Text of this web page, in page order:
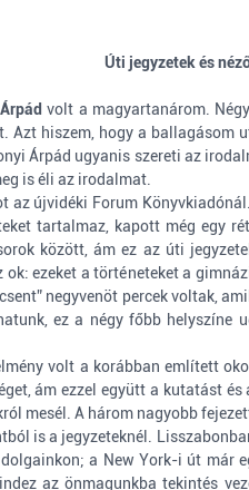
Úti jegyzetek és
Árpádvolt a magyartanárom.
hiszem, hogy a ballagásom
Árpád ugyanis szereti az
is éli az irodalmat.
újvidéki Forum
tartalmaz, kapott még egy
között, ám ez az úti
ezeket a történeteket a
negyvenöt percek voltak,
ez a négy főbb
volt a korábban említett
ám ezzel együtt a kutatást
mesél. A három nagyobb
is a jegyzeteknél.
a New York-i út már
az önmagunkba tekintés